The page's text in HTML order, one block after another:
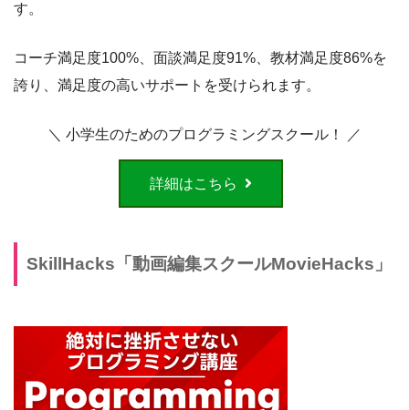
す。
コーチ満足度100%、面談満足度91%、教材満足度86%を
誇り、満足度の高いサポートを受けられます。
＼ 小学生のためのプログラミングスクール！ ／
詳細はこちら
SkillHacks「動画編集スクールMovieHacks」